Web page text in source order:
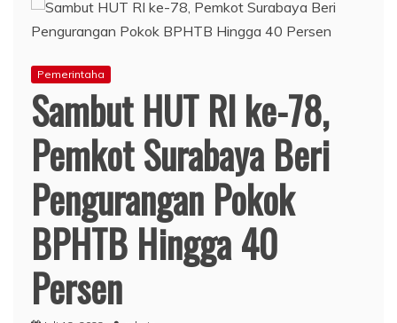
Pemerintaha
Sambut HUT RI ke-78,
Pemkot Surabaya Beri
Pengurangan Pokok
BPHTB Hingga 40
Persen